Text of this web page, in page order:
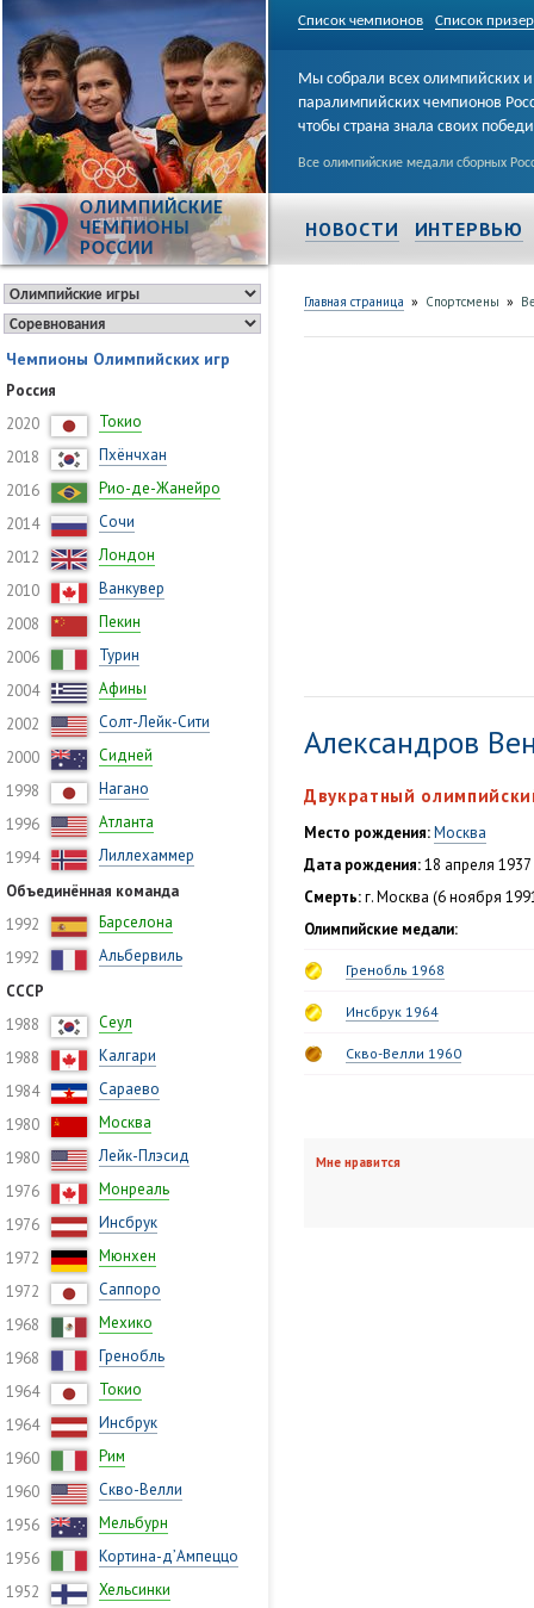
Список чемпионов Список
ОЛИМПИЙСКИЕ
ЧЕМПИОНЫ
РОССИИ
Мы собрали всех олимпийских и
паралимпийских чемпионов
чтобы страна знала своих
Все олимпийские медали сборных
НОВОСТИ ИНТЕРВЬЮ
Чемпионы Олимпийских игр
Россия
2020
Токио
2018
Пхёнчхан
2016
Рио-де-Жанейро
2014
Сочи
2012
Лондон
2010
Ванкувер
2008
Пекин
2006
Турин
2004
Афины
2002
Солт-Лейк-Сити
2000
Сидней
1998
Нагано
1996
Атланта
1994
Лиллехаммер
Объединённая команда
1992
Барселона
1992
Альбервиль
СССР
1988
Сеул
1988
Калгари
1984
Сараево
1980
Москва
1980
Лейк-Плэсид
1976
Монреаль
1976
Инсбрук
1972
Мюнхен
1972
Саппоро
1968
Мехико
1968
Гренобль
1964
Токио
1964
Инсбрук
1960
Рим
1960
Скво-Велли
1956
Мельбурн
1956
Кортина-д’Ампеццо
1952
Хельсинки
Главная страница » Спортсмены »
Александров
Двукратный
Место рождения:Москва
Дата рождения:18 апреля
Смерть:г. Москва (6 ноября
Олимпийские медали:
Гренобль 1968
Инсбрук 1964
Скво-Велли 1960
Мне нравится